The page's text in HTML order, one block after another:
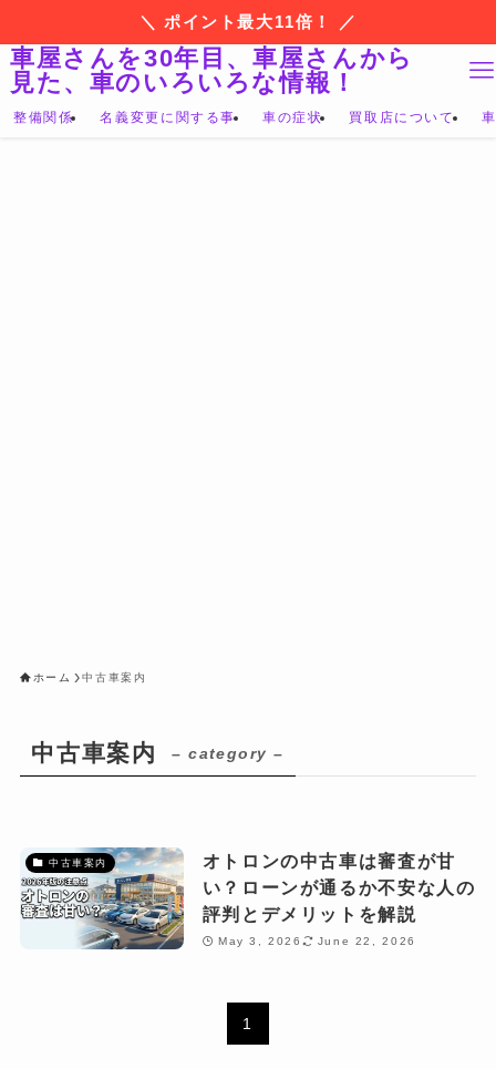
＼ ポイント最大11倍！ ／
車屋さんを30年目、車屋さんから
見た、車のいろいろな情報！
整備関係 名義変更に関する事 車の症状 買取店について
ホーム 中古車案内
中古車案内 – category –
中古車案内
オトロンの中古車は審査が甘
い？ローンが通るか不安な人の
評判とデメリットを解説
May 3, 2026 June 22, 2026
1